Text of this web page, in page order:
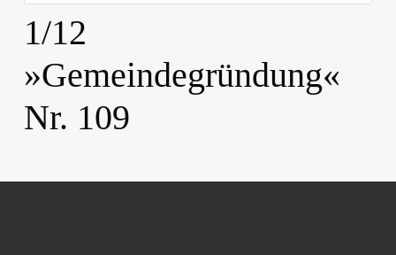
1/12
»Gemeindegründung«
Nr. 109